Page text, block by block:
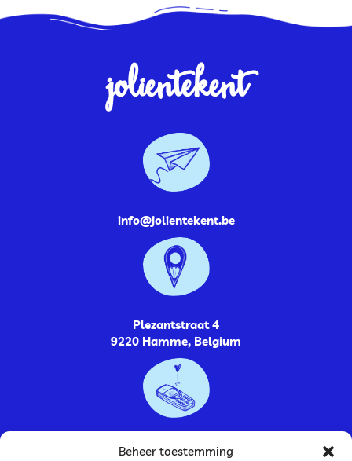
Beheer toestemming
jolientekent
info@jolientekent.be
Plezantstraat 4
9220 Hamme, Belgium
0485264448